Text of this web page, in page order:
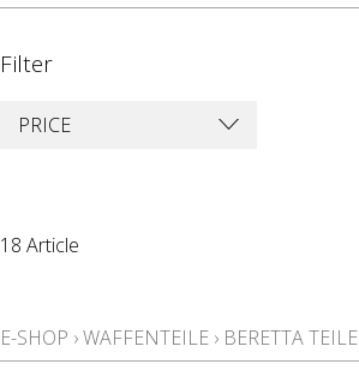
Filter
PRICE
18 Article
E-SHOP ›WAFFENTEILE › BERETTA TEILE